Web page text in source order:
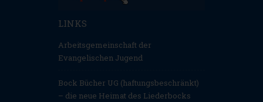
LINKS
Arbeitsgemeinschaft der
Evangelischen Jugend
Bock Bücher UG (haftungsbeschränkt)
– die neue Heimat des Liederbocks